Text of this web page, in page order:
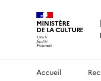
MINISTÈRE
DE LA CULTURE
Accueil